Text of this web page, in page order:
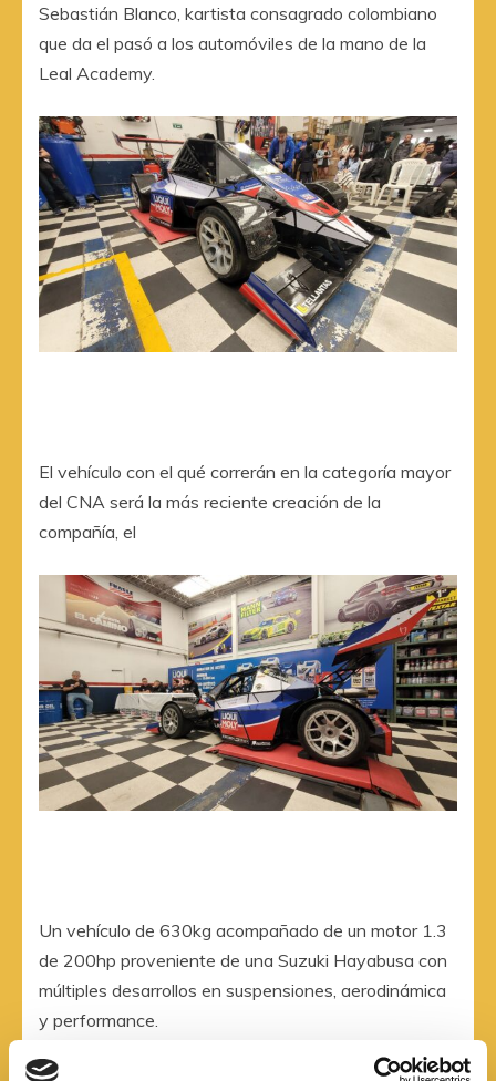
Sebastián Blanco, kartista consagrado colombiano
que da el pasó a los automóviles de la mano de la
Leal Academy.
El vehículo con el qué correrán en la categoría mayor
del CNA será la más reciente creación de la
compañía, el
Un vehículo de 630kg acompañado de un motor 1.3
de 200hp proveniente de una Suzuki Hayabusa con
múltiples desarrollos en suspensiones, aerodinámica
y performance.